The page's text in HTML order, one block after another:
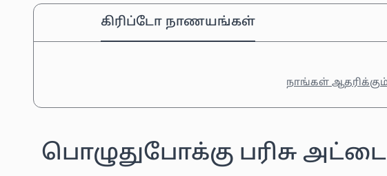
கிரிப்டோ நாணயங்கள்
நாங்கள் ஆதரிக்கும்
பொழுதுபோக்கு பரிசு